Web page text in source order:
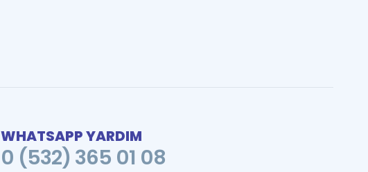
WHATSAPP YARDIM
0 (532) 365 01 08